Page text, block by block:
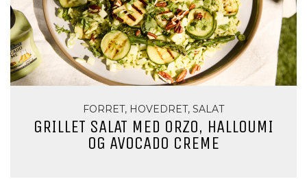
FORRET, HOVEDRET, SALAT
GRILLET SALAT MED ORZO, HALLOUMI
OG AVOCADO CREME